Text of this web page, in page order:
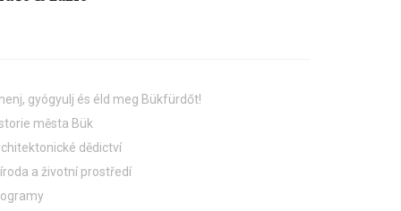
gyógyulj és éld meg Bükfürdőt!
města Bük
dědictví
a životní prostředí